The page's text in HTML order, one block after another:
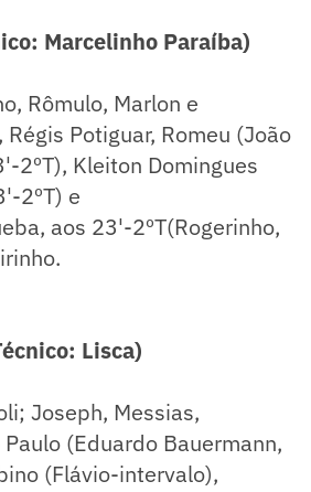
Marcelinho Paraíba)
Rômulo, Marlon e
Potiguar, Romeu (João
2ºT), Kleiton Domingues
2ºT) e
aos 23'-2ºT(Rogerinho,
Lisca)
Joseph, Messias,
(Eduardo Bauermann,
(Flávio-intervalo),